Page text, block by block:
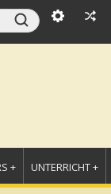
+ UNTERRICHT +